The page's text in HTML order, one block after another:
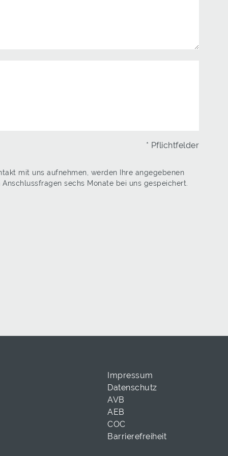
* Pflichtfelder
mit uns aufnehmen, werden Ihre angegebenen
sechs Monate bei uns gespeichert.
Impressum
Datenschutz
AVB
AEB
COC
Barrierefreiheit